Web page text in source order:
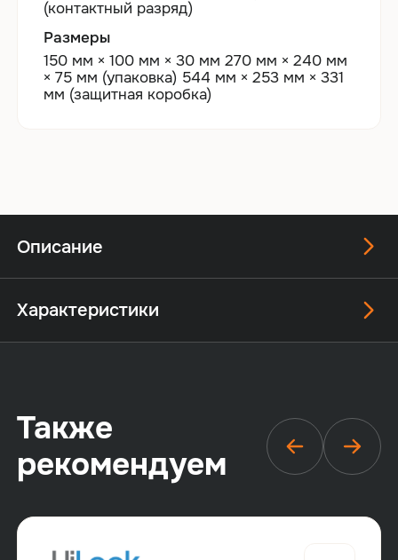
(контактный разряд)
Размеры
150 мм × 100 мм × 30 мм 270 мм × 240 мм
× 75 мм (упаковка) 544 мм × 253 мм × 331
мм (защитная коробка)
Описание
Характеристики
Также
рекомендуем